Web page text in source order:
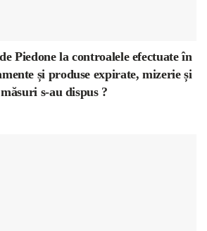
Piedone la controalele efectuate în
și produse expirate, mizerie și
s-au dispus ?